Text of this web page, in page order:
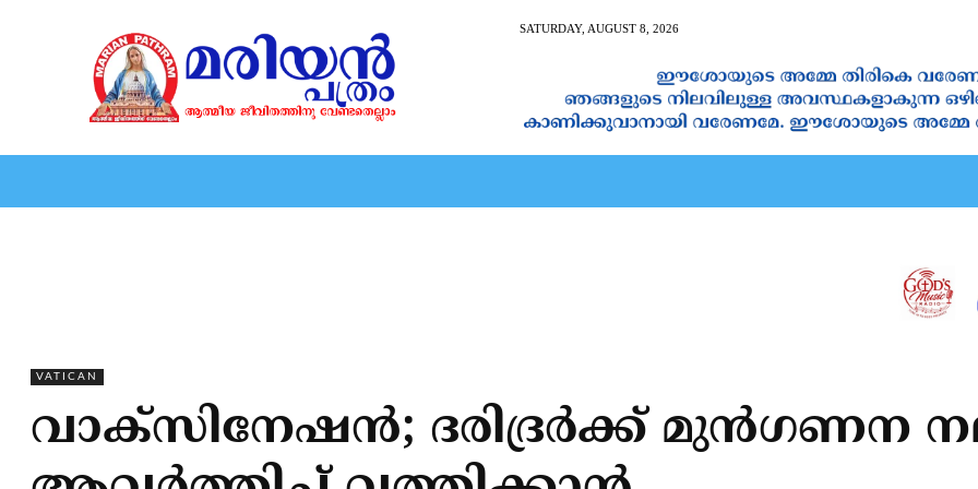
SATURDAY, AUGUST 8, 2026
VATICAN
വാക്‌സിനേഷന്‍; ദരിദ്രര്‍ക്ക് മുന്‍ഗണന